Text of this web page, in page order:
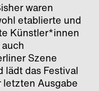
waren
etablierte und
Künstler*innen
Szene
lädt das Festival
Ausgabe